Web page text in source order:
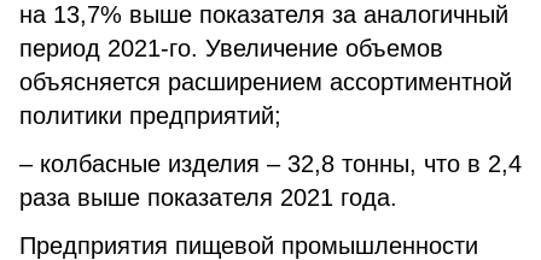
на 13,7% выше показателя за аналогичный
период 2021-го. Увеличение объемов
объясняется расширением ассортиментной
политики предприятий;
– колбасные изделия – 32,8 тонны, что в 2,4
раза выше показателя 2021 года.
Предприятия пищевой промышленности